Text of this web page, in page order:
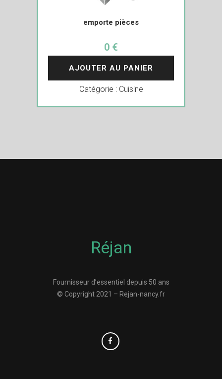
emporte pièces
0 €
AJOUTER AU PANIER
Catégorie : Cuisine
Réjan
Fournisseur d’essentiel depuis 50 ans
© Copyright 2021 – Rejan-nancy.fr